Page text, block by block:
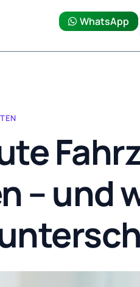
WhatsApp
– und